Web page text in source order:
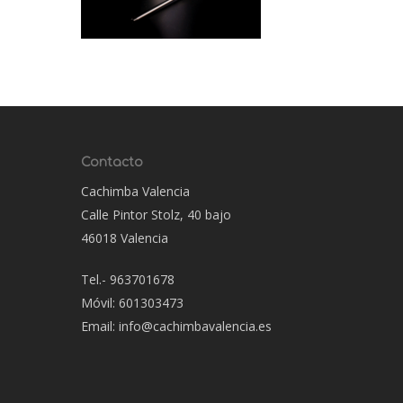
Contacto
Cachimba Valencia
Calle Pintor Stolz, 40 bajo
46018 Valencia
Tel.- 963701678
Móvil: 601303473
Email: info@cachimbavalencia.es